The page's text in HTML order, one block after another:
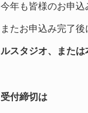
今年も皆様のお申込
またお申込み完了
ルスタジオ、または
受付締切は